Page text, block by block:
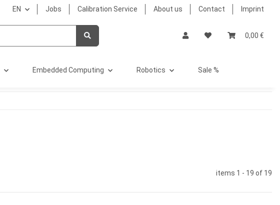
EN Jobs Calibration Service About us Contact Imprint
0,00 €
Embedded Computing Robotics Sale %
items 1 - 19 of 19